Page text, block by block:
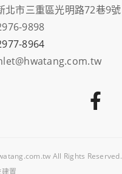
北市三重區光明路72巷9號
9898
8964
All Rights Reserved.
置